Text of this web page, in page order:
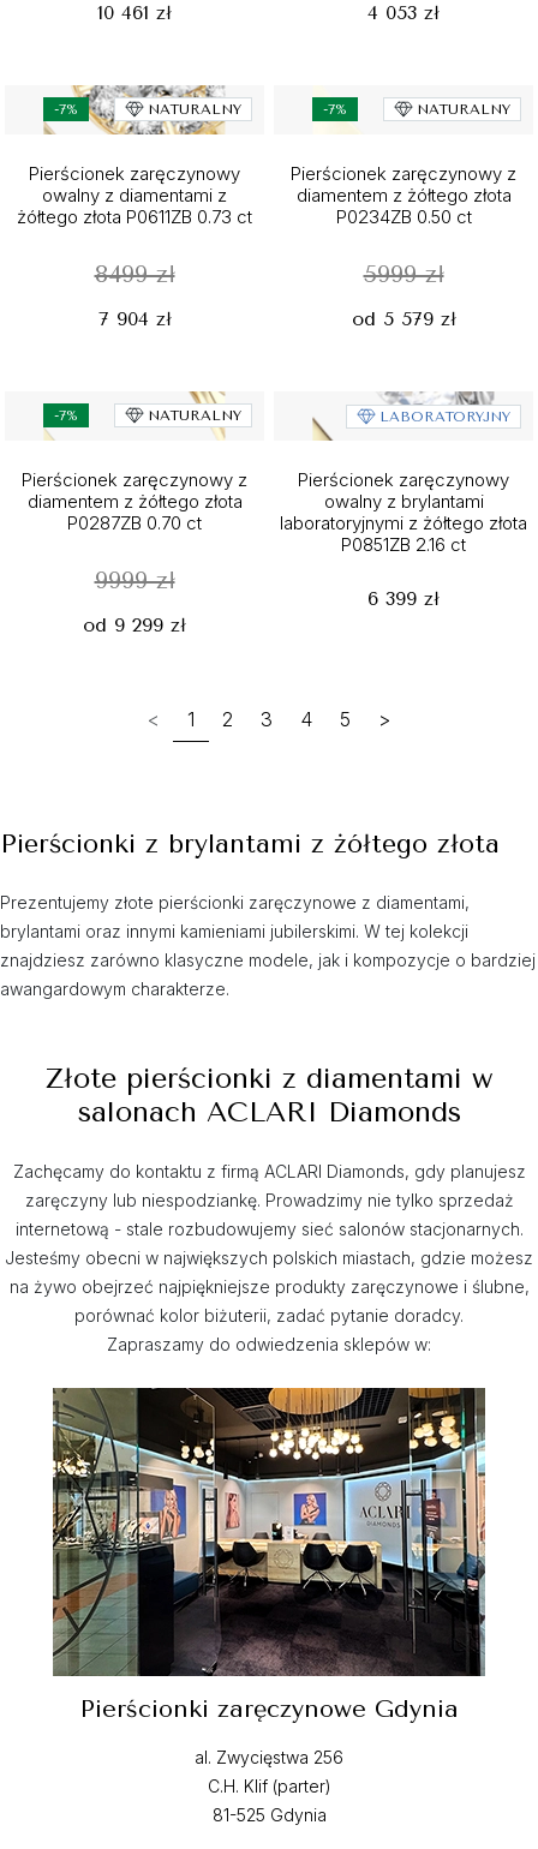
10 461 zł 4 053 zł
-7% NATURALNY
Pierścionek zaręczynowy
owalny z diamentami z
żółtego złota P0611ZB 0.73 ct
8499 zł
7 904 zł
-7% NATURALNY
Pierścionek zaręczynowy z
diamentem z żółtego złota
P0234ZB 0.50 ct
5999 zł
od 5 579 zł
-7% NATURALNY
Pierścionek zaręczynowy z
diamentem z żółtego złota
P0287ZB 0.70 ct
9999 zł
od 9 299 zł
LABORATORYJNY
Pierścionek zaręczynowy
owalny z brylantami
laboratoryjnymi z żółtego złota
P0851ZB 2.16 ct
6 399 zł
< 1 2 3 4 5 >
Pierścionki z brylantami z żółtego złota
Prezentujemy złote pierścionki zaręczynowe z diamentami,
brylantami oraz innymi kamieniami jubilerskimi. W tej kolekcji
znajdziesz zarówno klasyczne modele, jak i kompozycje o bardziej
awangardowym charakterze.
Złote pierścionki z diamentami w
salonach ACLARI Diamonds
Zachęcamy do kontaktu z firmą ACLARI Diamonds, gdy planujesz
zaręczyny lub niespodziankę. Prowadzimy nie tylko sprzedaż
internetową - stale rozbudowujemy sieć salonów stacjonarnych.
Jesteśmy obecni w największych polskich miastach, gdzie możesz
na żywo obejrzeć najpiękniejsze produkty zaręczynowe i ślubne,
porównać kolor biżuterii, zadać pytanie doradcy.
Zapraszamy do odwiedzenia sklepów w:
Pierścionki zaręczynowe Gdynia
al. Zwycięstwa 256
C.H. Klif (parter)
81-525 Gdynia